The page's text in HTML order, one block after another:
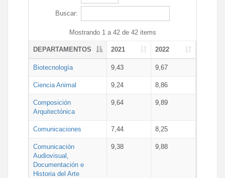
Buscar:
Mostrando 1 a 42 de 42 items
DEPARTAMENTOS 2021 2022
Biotecnología 9,43 9,67
Ciencia Animal 9,24 8,86
Composición
Arquitectónica
9,64 9,89
Comunicaciones 7,44 8,25
Comunicación
Audiovisual,
Documentación e
Historia del Arte
9,38 9,88